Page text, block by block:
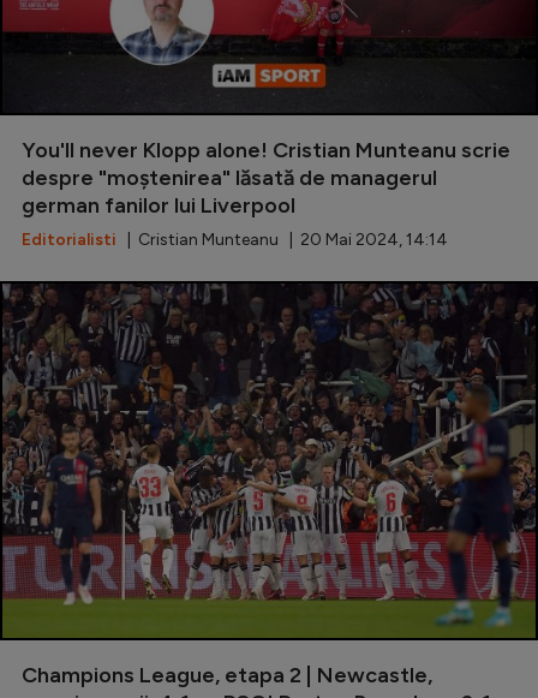
You'll never Klopp alone! Cristian Munteanu scrie
despre "moștenirea" lăsată de managerul
german fanilor lui Liverpool
Editorialisti | Cristian Munteanu | 20 Mai 2024, 14:14
Champions League, etapa 2 | Newcastle,